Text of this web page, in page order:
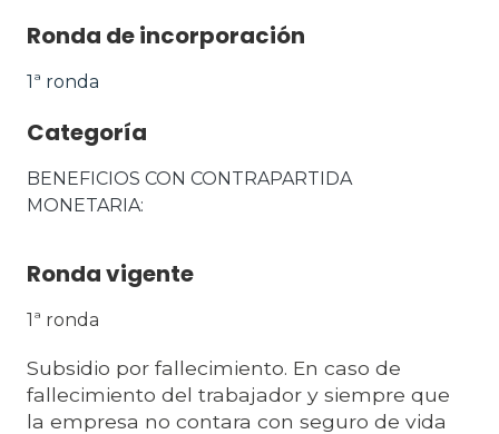
Ronda de incorporación
1ª ronda
Categoría
BENEFICIOS CON CONTRAPARTIDA
MONETARIA
Ronda vigente
1ª ronda
Subsidio por fallecimiento. En caso de
fallecimiento del trabajador y siempre que
la empresa no contara con seguro de vida